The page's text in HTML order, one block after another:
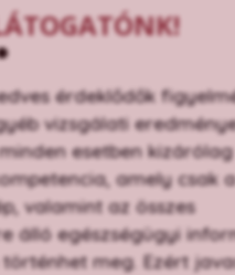
érdeklődők
vizsgálati
esetben kizárólag
amely csak
valamint az összes
álló egészségügyi
meg. Ezért